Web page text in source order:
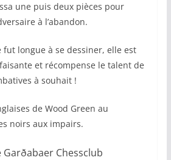
une puis deux pièces pour
à l’abandon.
fut longue à se dessiner, elle est
et récompense le talent de
à souhait !
de Wood Green au
noirs aux impairs.
Chessclub